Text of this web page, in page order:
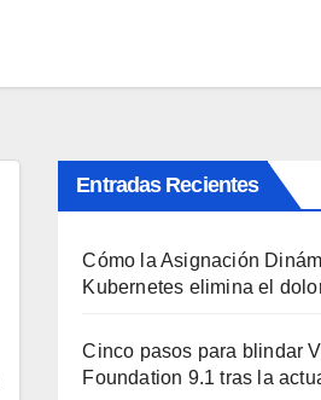
Entradas Recientes
Cómo la Asignación
Kubernetes elimina el
Cinco pasos para blindar
Foundation 9.1 tras la